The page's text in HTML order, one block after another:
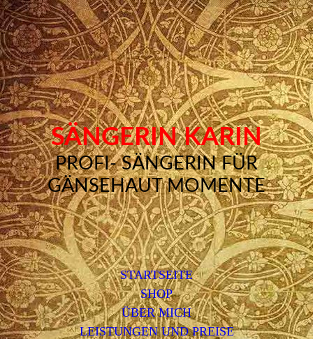
SÄNGERIN KARIN
PROFI- SÄNGERIN FÜR
GÄNSEHAUT MOMENTE
STARTSEITE
SHOP
ÜBER MICH
LEISTUNGEN UND PREISE